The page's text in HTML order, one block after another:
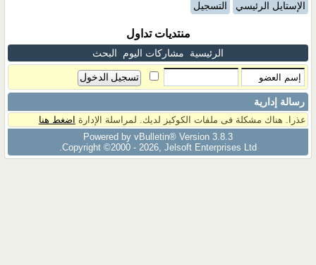
الإستايل الرئيسي التسجيل
منتديات تداول
الرئيسية مشاركات اليوم البحث
رسالة إدارية
عذرا. هناك مشكلة فى ملفات الكوكيز لديك. لمراسلة الإدارة اضغط هنا
Powered by vBulletin® Version 3.8.3
Copyright ©2000 - 2026, Jelsoft Enterprises Ltd.